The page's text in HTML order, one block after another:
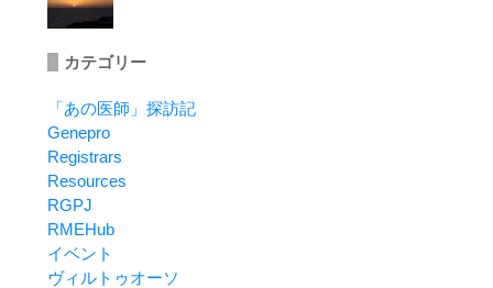
カテゴリー
「あの医師」探訪記
Genepro
Registrars
Resources
RGPJ
RMEHub
イベント
ヴィルトゥオーソ